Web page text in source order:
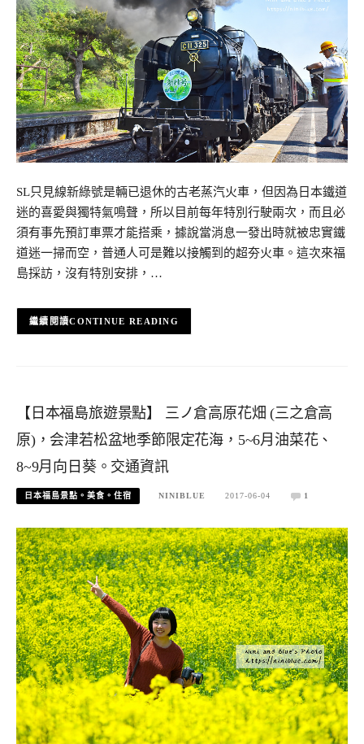
SL只見線新綠號是輛已退休的古老蒸汽火車，但因為日本鐵道
迷的喜愛與獨特氣鳴聲，所以目前每年特別行駛兩次，而且必
須有事先預訂車票才能搭乘，據說當消息一發出時就被忠實鐵
道迷一掃而空，普通人可是難以接觸到的超夯火車。這次來福
島採訪，沒有特別安排，…
CONTINUE READING
【日本福島旅遊景點】 三ノ倉高原花畑 (三之倉高
原)，会津若松盆地季節限定花海，5~6月油菜花、
8~9月向日葵。交通資訊
日本福島景點。美食。住宿 NINIBLUE 2017-06-04 1